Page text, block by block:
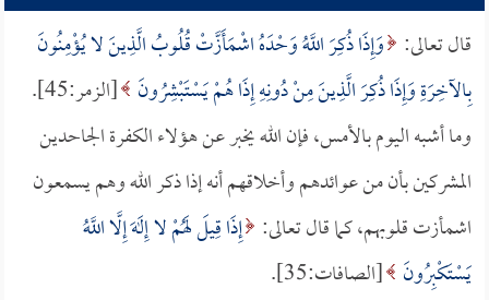
قال تعالى: وَإِذَا ذُكِرَ اللَّهُ وَحْدَهُ اشْمَأَزَّتْ قُلُوبُ الَّذِينَ لا يُؤْمِنُونَ
بِالآخِرَةِ وَإِذَا ذُكِرَ الَّذِينَ مِنْ دُونِهِ إِذَا هُمْ يَسْتَبْشِرُونَ [الزمر:45].
وما أشبه اليوم بالأمس، فإن الله يخبر عن هؤلاء الكفرة الجاحدين
المشركين بأن من عوائدهم وأخلاقهم أنه إذا ذكر الله وهم يسمعون
اشمأزت قلوبهم، كما قال تعالى: إِذَا قِيلَ لَهُمْ لا إِلَهَ إِلَّا اللَّهُ
يَسْتَكْبِرُونَ [الصافات:35].